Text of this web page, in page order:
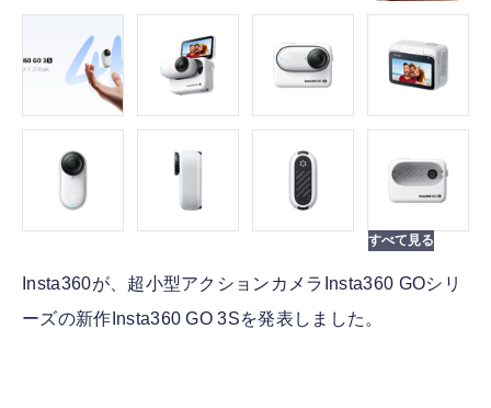
Insta360が、超小型アクションカメラInsta360 GOシリ
ーズの新作Insta360 GO 3Sを発表しました。